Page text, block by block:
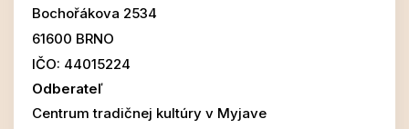
Bochořákova 2534
61600 BRNO
IČO: 44015224
Odberateľ
Centrum tradičnej kultúry v Myjave